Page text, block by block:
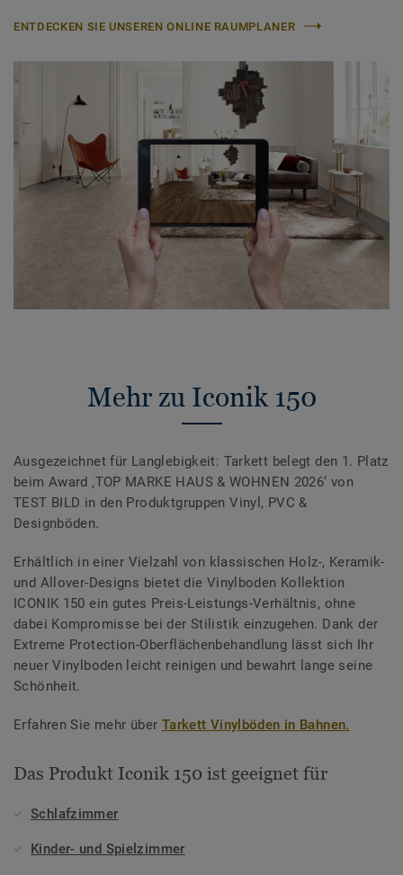
ENTDECKEN SIE UNSEREN ONLINE RAUMPLANER
Mehr zu Iconik 150
Ausgezeichnet für Langlebigkeit: Tarkett belegt den 1. Platz
beim Award ‚TOP MARKE HAUS & WOHNEN 2026‘ von
TEST BILD in den Produktgruppen Vinyl, PVC &
Designböden.
Erhältlich in einer Vielzahl von klassischen Holz-, Keramik-
und Allover-Designs bietet die Vinylboden Kollektion
ICONIK 150 ein gutes Preis-Leistungs-Verhältnis, ohne
dabei Kompromisse bei der Stilistik einzugehen. Dank der
Extreme Protection-Oberflächenbehandlung lässt sich Ihr
neuer Vinylboden leicht reinigen und bewahrt lange seine
Schönheit.
Erfahren Sie mehr über Tarkett Vinylböden in Bahnen.
Das Produkt Iconik 150 ist geeignet für
Schlafzimmer
Kinder- und Spielzimmer